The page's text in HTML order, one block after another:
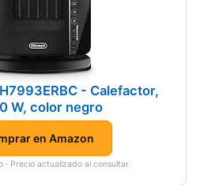
- Calefactor,
W, color negro
en Amazon
· Precio actualizado al consultar